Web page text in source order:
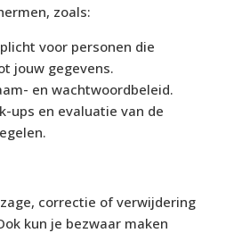
zoals:
voor personen die
jouw gegevens.
en wachtwoordbeleid.
ups en evaluatie van de
correctie of verwijdering
kun je bezwaar maken